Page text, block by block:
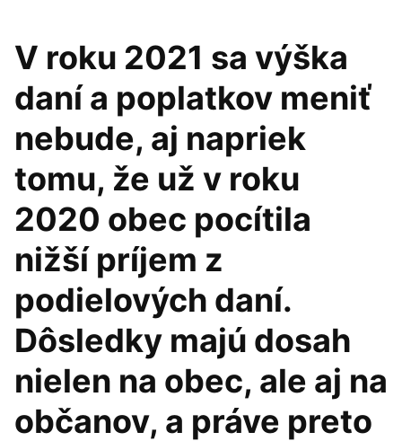
V roku 2021 sa výška
daní a poplatkov meniť
nebude, aj napriek
tomu, že už v roku
2020 obec pocítila
nižší príjem z
podielových daní.
Dôsledky majú dosah
nielen na obec, ale aj na
občanov, a práve preto